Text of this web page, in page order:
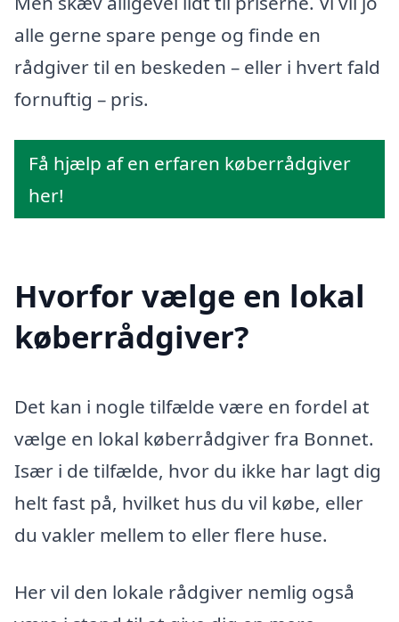
alle gerne spare penge og finde en
rådgiver til en beskeden – eller i hvert fald
fornuftig – pris.
Få hjælp af en erfaren køberrådgiver
her!
Hvorfor vælge en lokal
køberrådgiver?
Det kan i nogle tilfælde være en fordel at
vælge en lokal køberrådgiver fra Bonnet.
Især i de tilfælde, hvor du ikke har lagt dig
helt fast på, hvilket hus du vil købe, eller
du vakler mellem to eller flere huse.
Her vil den lokale rådgiver nemlig også